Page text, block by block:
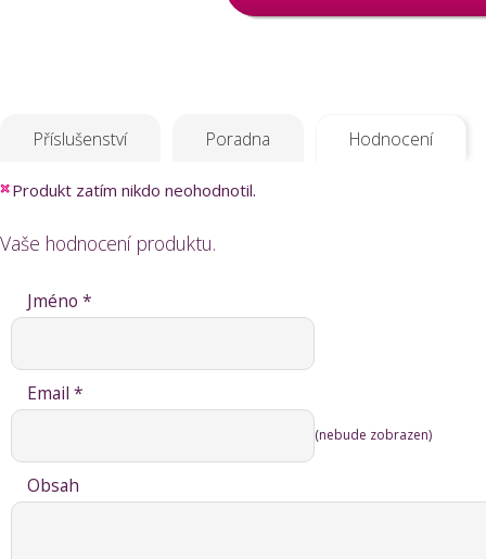
Příslušenství Poradna Hodnocení
Produkt zatím nikdo neohodnotil.
Vaše hodnocení produktu.
Jméno *
Email *
(nebude zobrazen)
Obsah